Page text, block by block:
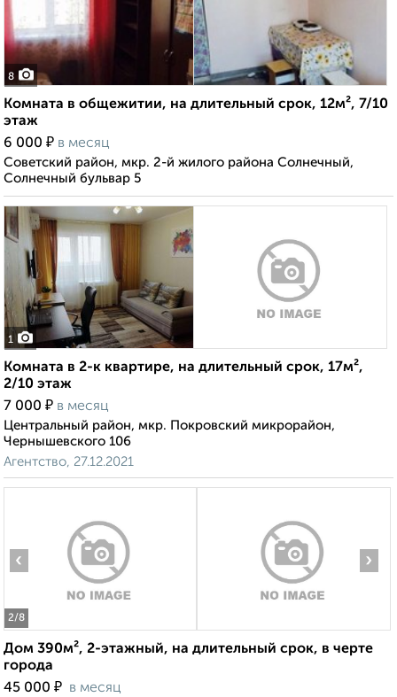
8
Комната в общежитии, на длительный срок, 12м², 7/10
этаж
6 000 ₽ в месяц
Советский район, мкр. 2-й жилого района Солнечный,
Солнечный бульвар 5
1
Комната в 2-к квартире, на длительный срок, 17м²,
2/10 этаж
7 000 ₽ в месяц
Центральный район, мкр. Покровский микрорайон,
Чернышевского 106
Агентство, 27.12.2021
2/8
‹ ›
Дом 390м², 2-этажный, на длительный срок, в черте
города
45 000 ₽ в месяц